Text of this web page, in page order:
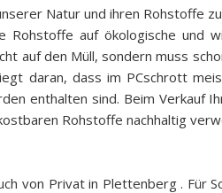
Natur und ihren Rohstoffe
auf ökologische und
auf den Müll, sondern muss
daran, dass im PCschrott
enthalten sind. Beim Verkauf
Rohstoffe nachhaltig
von Privat in Plettenberg . Für